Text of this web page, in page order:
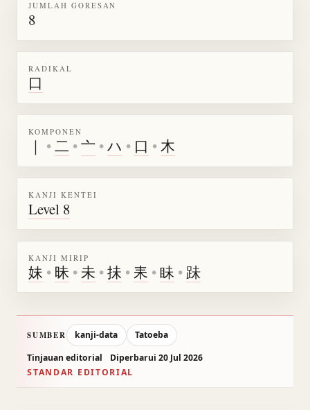
JUMLAH GORESAN
8
RADIKAL
口
KOMPONEN
｜ •二 •亠 •ハ • 口 •木
KANJI KENTEI
Level 8
KANJI MIRIP
妹 • 昧 • 未 •抺 • 耒 •眛 • 跊
SUMBER kanji-data
Tatoeba
Tinjauan editorial
Diperbarui 20 Jul 2026
STANDAR EDITORIAL